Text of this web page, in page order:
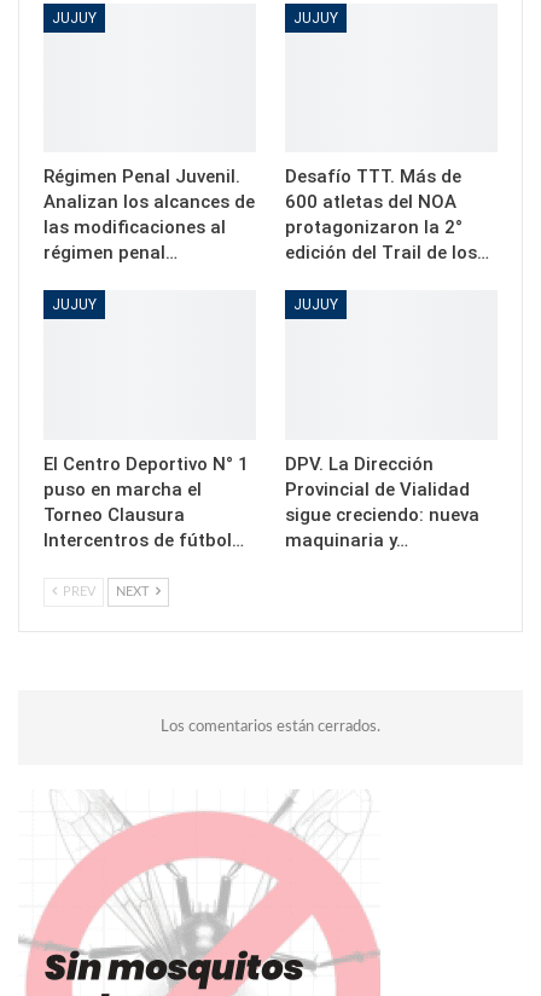
JUJUY
Régimen Penal Juvenil.
Analizan los alcances de
las modificaciones al
régimen penal…
JUJUY
Desafío TTT. Más de
600 atletas del NOA
protagonizaron la 2°
edición del Trail de los…
JUJUY
El Centro Deportivo N° 1
puso en marcha el
Torneo Clausura
Intercentros de fútbol…
JUJUY
DPV. La Dirección
Provincial de Vialidad
sigue creciendo: nueva
maquinaria y…
PREV NEXT
Los comentarios están cerrados.